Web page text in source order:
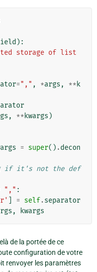
):
storage of list
="," , *args , **k
, **kwargs )
= super() .decon
if it's not the def
"," :
= self.separator
, kwargs
de la portée de ce
configuration de votre
renvoyer les paramètres